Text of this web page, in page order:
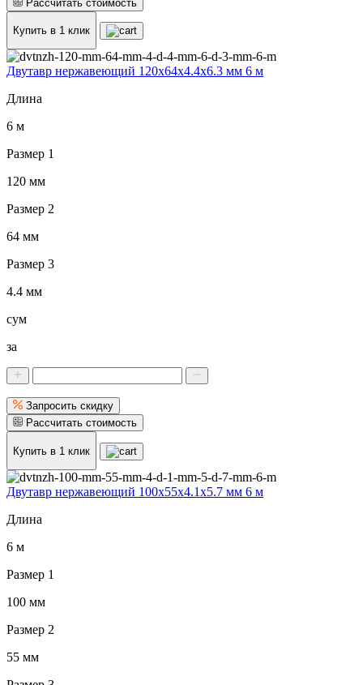
Рассчитать стоимость
Купить в 1 клик
Двутавр нержавеющий 120x64x4.4x6.3 мм 6 м
Длина
6 м
Размер 1
120 мм
Размер 2
64 мм
Размер 3
4.4 мм
сум
за
Запросить скидку
Рассчитать стоимость
Купить в 1 клик
Двутавр нержавеющий 100x55x4.1x5.7 мм 6 м
Длина
6 м
Размер 1
100 мм
Размер 2
55 мм